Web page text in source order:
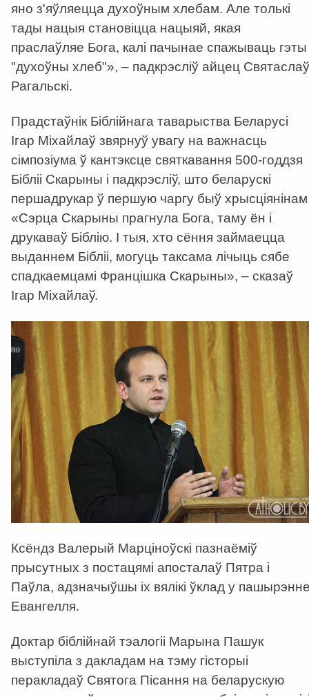
яно з'яўляецца духоўным хлебам. Але толькі
тады нацыя становіцца нацыяй, якая
праслаўляе Бога, калі пачынае спажываць гэты
"духоўны хлеб"», – падкрэсліў айцец Святаслаў
Рагальскі.
Прадстаўнік Біблійнага таварыства Беларусі
Ігар Міхайлаў звярнуў увагу на важнасць
сімпозіума ў кантэксце святкавання 500-годдзя
Бібліі Скарыны і падкрэсліў, што беларускі
першадрукар ў першую чаргу быў
«Сэрца Скарыны прагнула Бога, таму ён і
друкаваў Біблію. І тыя, хто сёння займаецца
выданнем Бібліі, могуць таксама лічыць сябе
спадкаемцамі Францішка Скарыны», – сказаў
Ігар Міхайлаў.
Ксёндз Валерый Марціноўскі пазнаёміў
прысутных з постацямі апосталаў Пятра і
Паўла, адзначыўшы іх вялікі ўклад у
Евангелля.
Доктар біблійнай тэалогіі Марына Пашук
выступіла з дакладам на тэму гісторыі
перакладаў Святога Пісання на беларускую